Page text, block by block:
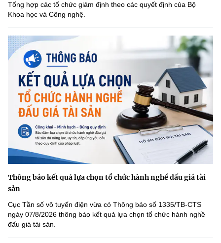
Tổng hợp các tổ chức giám định theo các quyết định của Bộ
Khoa học và Công nghệ.
Thông báo kết quả lựa chọn tổ chức hành nghề đấu giá tài
sản
Cục Tần số vô tuyến điện vừa có Thông báo số 1335/TB-CTS
ngày 07/8/2026 thông báo kết quả lựa chọn tổ chức hành nghề
đấu giá tài sản.